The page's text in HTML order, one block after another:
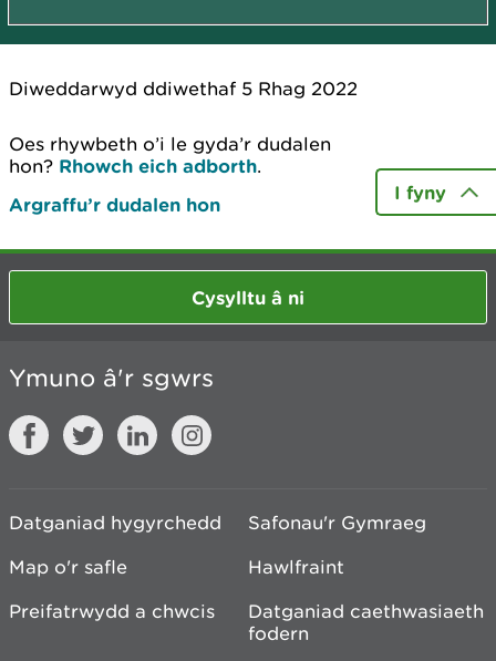
Diweddarwyd ddiwethaf 5 Rhag 2022
Oes rhywbeth o’i le gyda’r dudalen
hon? Rhowch eich adborth.
Argraffu’r dudalen hon
I fyny
Cysylltu â ni
Ymuno â'r sgwrs
Datganiad hygyrchedd
Safonau'r Gymraeg
Map o'r safle
Hawlfraint
Preifatrwydd a chwcis
Datganiad caethwasiaeth
fodern